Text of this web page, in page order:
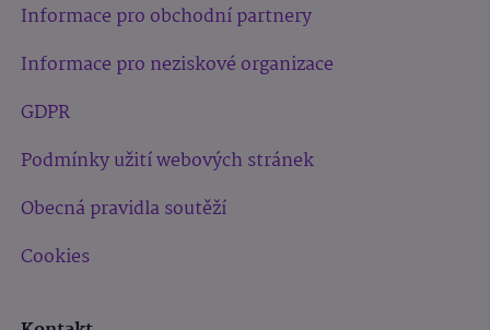
Informace pro obchodní partnery
Informace pro neziskové organizace
GDPR
Podmínky užití webových stránek
Obecná pravidla soutěží
Cookies